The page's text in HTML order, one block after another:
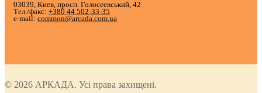
03039, Киев, просп. Голосеевський, 42
Тел./факс: +380 44 502-33-35
e-mail: common@arcada.com.ua
© 2026 АРКАДА. Усі права захищені.